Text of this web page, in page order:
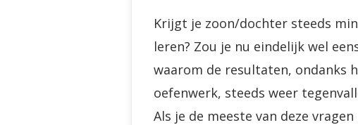
Krijgt je zoon/dochter steeds
leren? Zou je nu eindelijk wel
waarom de resultaten, ondanks
oefenwerk, steeds weer
Als je de meeste van deze